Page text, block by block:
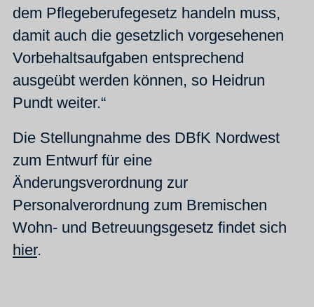
dem Pflegeberufegesetz handeln muss,
damit auch die gesetzlich vorgesehenen
Vorbehaltsaufgaben entsprechend
ausgeübt werden können, so Heidrun
Pundt weiter.“
Die Stellungnahme des DBfK Nordwest
zum Entwurf für eine
Änderungsverordnung zur
Personalverordnung zum Bremischen
Wohn- und Betreuungsgesetz findet sich
hier.